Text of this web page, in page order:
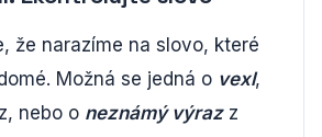
že narazíme na slovo, které
Možná se jedná o vexl,
nebo o neznámý výrazz